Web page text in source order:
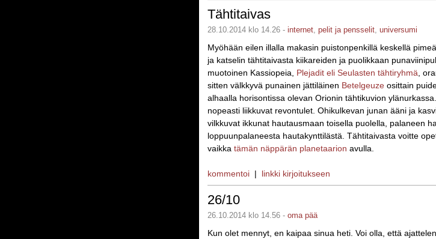
Tähtitaivas
28.10.2014 klo 14.26 - internet, pelit ja pensselit, universumi
Myöhään eilen illalla makasin puistonpenkillä keskellä
ja katselin tähtitaivasta kiikareiden ja puolikkaan
muotoinen Kassiopeia, Plejadit eli Seulasten tähtiryhmä ,
sitten välkkyvä punainen jättiläinen Betelgeuzeosittain
alhaalla horisontissa olevan Orionin tähtikuvion
nopeasti liikkuvat revontulet. Ohikulkevan junan ääni ja
vilkkuvat ikkunat hautausmaan toisella puolella, palaneen
loppuunpalaneesta hautakynttilästä. Tähtitaivasta voitte
vaikka tämän näppärän planetaarion avulla.
kommentoi| linkki kirjoitukseen
26/10
26.10.2014 klo 14.56 - oma pää
Kun olet mennyt, en kaipaa sinua heti. Voi olla, että